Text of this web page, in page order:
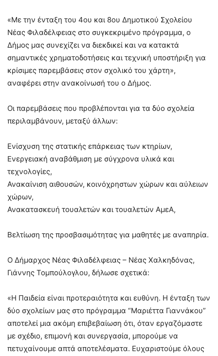
«Με την ένταξη του 4ου και 8ου Δημοτικού Σχολείου
Νέας Φιλαδέλφειας στο συγκεκριμένο πρόγραμμα, ο
Δήμος μας συνεχίζει να διεκδικεί και να κατακτά
σημαντικές χρηματοδοτήσεις και τεχνική υποστήριξη για
κρίσιμες παρεμβάσεις στον σχολικό του χάρτη»,
αναφέρει στην ανακοίνωσή του ο Δήμος.
Οι παρεμβάσεις που προβλέπονται για τα δύο σχολεία
περιλαμβάνουν, μεταξύ άλλων:
Ενίσχυση της στατικής επάρκειας των κτηρίων,
Ενεργειακή αναβάθμιση με σύγχρονα υλικά και
τεχνολογίες,
Ανακαίνιση αιθουσών, κοινόχρηστων χώρων και αύλειων
χώρων,
Ανακατασκευή τουαλετών και τουαλετών ΑμεΑ,
Βελτίωση της προσβασιμότητας για μαθητές με αναπηρία.
Ο Δήμαρχος Νέας Φιλαδέλφειας – Νέας Χαλκηδόνας,
Γιάννης Τομπούλογλου, δήλωσε σχετικά:
«Η Παιδεία είναι προτεραιότητα και ευθύνη. Η ένταξη των
δύο σχολείων μας στο πρόγραμμα “Μαριέττα Γιαννάκου”
αποτελεί μια ακόμη επιβεβαίωση ότι, όταν εργαζόμαστε
με σχέδιο, επιμονή και συνεργασία, μπορούμε να
πετυχαίνουμε απτά αποτελέσματα. Ευχαριστούμε όλους